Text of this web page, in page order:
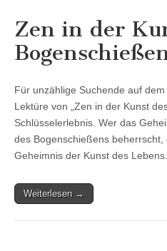
Zen in der
Für unzählige Suchende auf
Lektüre von „Zen in der Kunst
Schlüsselerlebnis. Wer das
des Bogenschießens
Geheimnis der Kunst des
Weiterlesen →